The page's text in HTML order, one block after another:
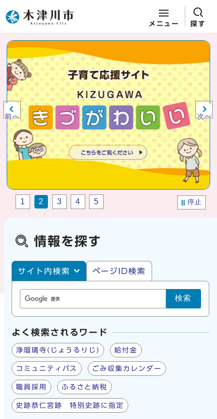
ページの先頭です
メニュー 探す
ここから本文です
ビジュアルエリア。木津川市役所か
らの紹介、お知らせ。
前へ 次へ
停止
1 2 3 4 5
情報を探す
サイト内・ページID検索
サイト内検索 ページID検索
検索
よく検索されるワード
浄瑠璃寺(じょうるりじ) 給付金
コミュニティバス ごみ収集カレンダー
職員採用 ふるさと納税
史跡恭仁宮跡 特別史跡に指定